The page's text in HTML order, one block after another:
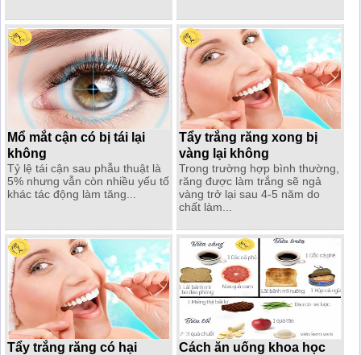
Mổ mắt cận có bị tái lại
không
Tỷ lệ tái cận sau phẫu thuật là
5% nhưng vẫn còn nhiều yếu tố
khác tác động làm tăng...
Tẩy trắng răng xong bị
vàng lại không
Trong trường hợp bình thường,
răng được làm trắng sẽ ngả
vàng trở lại sau 4-5 năm do
chất làm...
Tẩy trắng răng có hại
Cách ăn uống khoa học